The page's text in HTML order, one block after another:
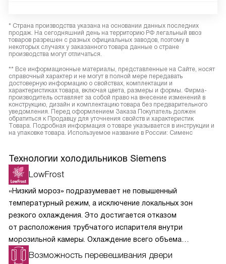
* Страна производства указана на основании данных последних
продаж. На сегодняшний день на территорию РФ легальный ввоз
товаров разрешен с разных официальных заводов, поэтому в
некоторых случаях у заказанного товара данные о стране
производства могут отличаться.
** Все информационные материалы, представленные на Сайте, носят
справочный характер и не могут в полной мере передавать
достоверную информацию о свойствах, комплектации и
характеристиках товара, включая цвета, размеры и формы. Фирма-
производитель оставляет за собой право на внесение изменений в
конструкцию, дизайн и комплектацию товара без предварительного
уведомления. Перед оформлением Заказа Покупатель должен
обратиться к Продавцу для уточнения свойств и характеристик
Товара. Подробная информация о товаре указывается в инструкции и
на упаковке товара. Используемое название в России: Сименс
Технологии холодильников Siemens
LowFrost
«Низкий мороз» подразумевает не повышенный
температурный режим, а исключение локальных зон
резкого охлаждения. Это достигается отказом
от расположения трубчатого испарителя внутри
морозильной камеры. Охлаждение всего объема
морозилки происходит равномерно и постепенно, что
Возможность перевешивания двери